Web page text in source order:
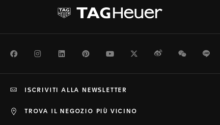
FacebookInstagramLinkedInPinterestYoutubeTwitterWeiboWeChat
TROVA IL NEGOZIO PIÙ VICINO
ISCRIVITI ALLA NEWSLETTER